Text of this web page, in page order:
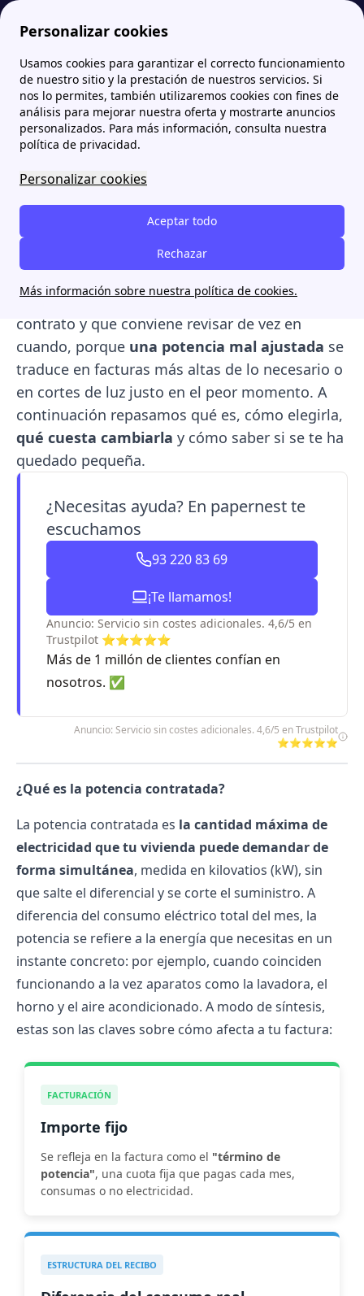
Personalizar cookies
Usamos cookies para garantizar el correcto funcionamiento
de nuestro sitio y la prestación de nuestros servicios. Si
nos lo permites, también utilizaremos cookies con fines de
análisis para mejorar nuestra oferta y mostrarte anuncios
personalizados. Para más información, consulta nuestra
política de privacidad.
Personalizar cookies
Aceptar todo
Rechazar
Más información sobre nuestra política de cookies.
Papernest.es Trámites Luz y Gas Potencia contratada: ¿Qué potencia contratar según el consumo del hogar?
Potencia contratada: ¿Qué
potencia contratar según
el consumo del hogar?
Cada factura de la luz combina dos conceptos:
lo que consumes (los kWh) y lo que tienes
contratado para poder consumir (la potencia).
es una decisión que tomaste al firmar el
contrato y que conviene revisar de vez en
cuando, porque una potencia mal ajustada se
traduce en facturas más altas de lo necesario o
en cortes de luz justo en el peor momento. A
continuación repasamos qué es, cómo elegirla,
qué cuesta cambiarla y cómo saber si se te ha
quedado pequeña.
¿Necesitas ayuda? En papernest te
escuchamos
93 220 83 69
¡Te llamamos!
Anuncio: Servicio sin costes adicionales. 4,6/5 en
Trustpilot ⭐⭐⭐⭐⭐
Más de 1 millón de clientes confían en
nosotros. ✅
Anuncio: Servicio sin costes adicionales. 4,6/5 en Trustpilot
⭐⭐⭐⭐⭐
¿Qué es la potencia contratada?
La potencia contratada es la cantidad máxima de
electricidad que tu vivienda puede demandar de
forma simultánea, medida en kilovatios (kW), sin
que salte el diferencial y se corte el suministro. A
diferencia del consumo eléctrico total del mes, la
potencia se refiere a la energía que necesitas en un
instante concreto: por ejemplo, cuando coinciden
funcionando a la vez aparatos como la lavadora, el
horno y el aire acondicionado. A modo de síntesis,
estas son las claves sobre cómo afecta a tu factura:
FACTURACIÓN
Importe fijo
Se refleja en la factura como el "término de
potencia", una cuota fija que pagas cada mes,
consumas o no electricidad.
ESTRUCTURA DEL RECIBO